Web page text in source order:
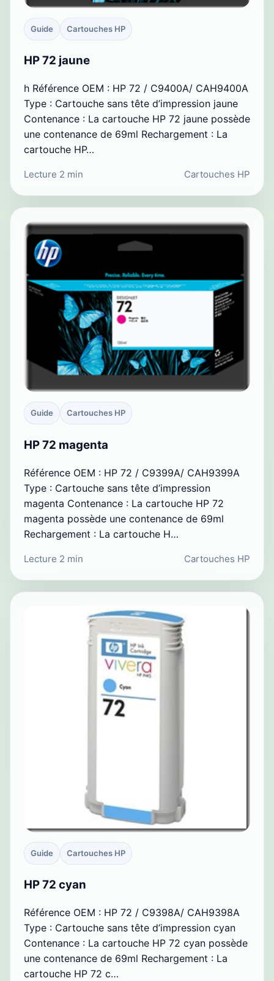
Guide Cartouches HP
HP 72 jaune
h Référence OEM : HP 72 / C9400A/ CAH9400A
Type : Cartouche sans tête d’impression jaune
Contenance : La cartouche HP 72 jaune possède
une contenance de 69ml Rechargement : La
cartouche HP…
Lecture 2 min Cartouches HP
Guide Cartouches HP
HP 72 magenta
Référence OEM : HP 72 / C9399A/ CAH9399A
Type : Cartouche sans tête d’impression
magenta Contenance : La cartouche HP 72
magenta possède une contenance de 69ml
Rechargement : La cartouche H…
Lecture 2 min Cartouches HP
Guide Cartouches HP
HP 72 cyan
Référence OEM : HP 72 / C9398A/ CAH9398A
Type : Cartouche sans tête d’impression cyan
Contenance : La cartouche HP 72 cyan possède
une contenance de 69ml Rechargement : La
cartouche HP 72 c…